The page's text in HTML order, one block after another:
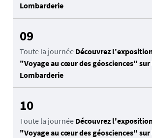
Lombarderie
09
Toute la journée Découvrez
"Voyage au cœur des géosciences" sur
Lombarderie
10
Toute la journée Découvrez
"Voyage au cœur des géosciences" sur